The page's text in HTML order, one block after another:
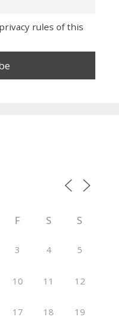
rules of this
F S S
3 4 5
10 11 12
17 18 19